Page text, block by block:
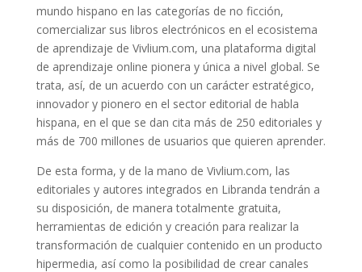
mundo hispano en las categorías de no ficción,
comercializar sus libros electrónicos en el ecosistema
de aprendizaje de Vivlium.com, una plataforma digital
de aprendizaje online pionera y única a nivel global. Se
trata, así, de un acuerdo con un carácter estratégico,
innovador y pionero en el sector editorial de habla
hispana, en el que se dan cita más de 250 editoriales y
más de 700 millones de usuarios que quieren aprender.
De esta forma, y de la mano de Vivlium.com, las
editoriales y autores integrados en Libranda tendrán a
su disposición, de manera totalmente gratuita,
herramientas de edición y creación para realizar la
transformación de cualquier contenido en un producto
hipermedia, así como la posibilidad de crear canales